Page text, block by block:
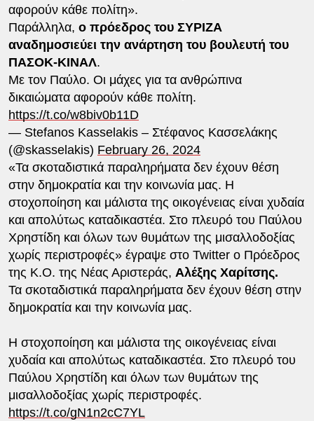
αφορούν κάθε πολίτη».
Παράλληλα, ο πρόεδρος του ΣΥΡΙΖΑ
αναδημοσιεύει την ανάρτηση του βουλευτή του
ΠΑΣΟΚ-ΚΙΝΑΛ.
Με τον Παύλο. Οι μάχες για τα ανθρώπινα
δικαιώματα αφορούν κάθε πολίτη.
https://t.co/w8biv0b11D
— Stefanos Kasselakis – Στέφανος Κασσελάκης
(@skasselakis) February 26, 2024
«Τα σκοταδιστικά παραληρήματα δεν έχουν θέση
στην δημοκρατία και την κοινωνία μας. Η
στοχοποίηση και μάλιστα της οικογένειας είναι χυδαία
και απολύτως καταδικαστέα. Στο πλευρό του Παύλου
Χρηστίδη και όλων των θυμάτων της μισαλλοδοξίας
χωρίς περιστροφές» έγραψε στο Twitter o Πρόεδρος
της Κ.Ο. της Νέας Αριστεράς, Αλέξης Χαρίτσης.
Τα σκοταδιστικά παραληρήματα δεν έχουν θέση στην
δημοκρατία και την κοινωνία μας.
Η στοχοποίηση και μάλιστα της οικογένειας είναι
χυδαία και απολύτως καταδικαστέα. Στο πλευρό του
Παύλου Χρηστίδη και όλων των θυμάτων της
μισαλλοδοξίας χωρίς περιστροφές.
https://t.co/gN1n2cC7YL